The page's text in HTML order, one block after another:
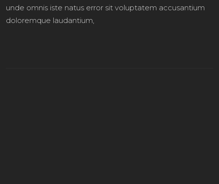
unde omnis iste natus error sit voluptatem accusantium
doloremque laudantium,